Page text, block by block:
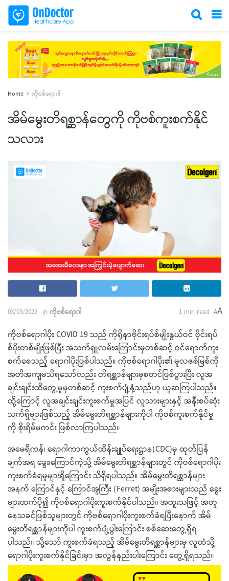
Home ကိုဗစ်ရောဂါ
အိမ်မွေးတိရစ္ဆာန်တွေကို ကိုဗစ်ကူးစက်နိုင်
သလား
03/03/2022 in ကိုဗစ်ရောဂါ 1 min read AA
ကိုဗစ်ရောဂါပိုး COVID 19 သည် ကိုရိုနာဗိုင်းရပ်စ်မျိုးနွယ်ဝင် ဗိုင်းရပ်
စ်ပိုးတစ်မျိုးဖြစ်ပြီး အသက်ရှူလမ်းကြောင်းမှတစ်ဆင့် ဝင်ရောက်ကူး
စက်စေသည့် ရောဂါပိုးဖြစ်ပါသည်။ ကိုဗစ်ရောဂါပိုး၏ မူလဇစ်မြစ်ကို
အတိအကျမသိရသော်လည်း တိရစ္ဆာန်များမှစတင်ဖြစ်ပွားပြီး လူအ
ချင်းချင်းထိတွေ့မှုမှတစ်ဆင့် ကူးစက်ပျံ့နှံ့သည်ဟု ယူဆကြပါသည်။
ထို့ကြောင့် လူအချင်းချင်းကူးစက်မှုအပြင် လူသားများနှင့် အနီးစပ်ဆုံး
သက်ရှိများဖြစ်သည့် အိမ်မွေးတိရစ္ဆာန်များကိုပါ ကိုဗစ်ကူးစက်နိုင်မှု
ကို စိုးရိမ်မကင်း ဖြစ်လာကြပါသည်။
အမေရိကန်၊ ရောဂါကာကွယ်ထိန်းချုပ်ရေးဌာန(CDC)မှ ထုတ်ပြန်
ချက်အရ ခွေး၊ကြောင်ကဲ့သို့ အိမ်မွေးတိရစ္ဆာန်များတွင် ကိုဗစ်ရောဂါပိုး
ကူးစက်ခံရမှုများရှိကြောင်း သိရှိရပါသည်။ အိမ်မွေးတိရစ္ဆာန်များ
အနက် ကြောင်နှင့် ကြောင်အူကြီး (Ferret) အမျိုးအစားများသည် ခွေး
များထက်ပို၍ ကိုဗစ်ရောဂါပိုးကူးစက်နိုင်ပါသည်။ အထူးသဖြင့် အတူ
နေသခင်ဖြစ်သူများတွင် ကိုဗစ်ရောဂါပိုးကူးစက်ခံရပြီးနောက် အိမ်
မွေးတိရစ္ဆာန်များကိုပါ ကူးစက်ပျံ့ပွါးကြောင်း စစ်ဆေးတွေ့ရှိရ
ပါသည်။ သို့သော် ကူးစက်ခံရသည့် အိမ်မွေးတိရစ္ဆာန်များမှ လူထံသို့
ရောဂါပိုးကူးစက်နိုင်ခြင်းမှာ အလွန်နည်းပါးကြောင်း တွေ့ရှိရသည်။